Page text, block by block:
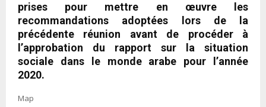
prises pour mettre en œuvre les
recommandations adoptées lors de la
précédente réunion avant de procéder à
l’approbation du rapport sur la situation
sociale dans le monde arabe pour l’année
2020.
Map